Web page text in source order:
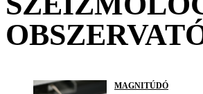
MAGNITÚDÓ